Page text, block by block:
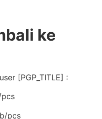
ke
[PGP_TITLE] :
pcs